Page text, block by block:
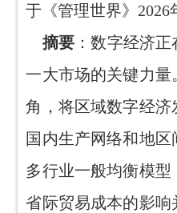
于《管理世界》2026
摘要 ：数字经济
一大市场的关键力
角，将区域数字经
国内生产网络和地
多行业一般均衡模
省际贸易成本的影